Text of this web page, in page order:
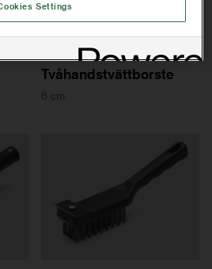
TVÄTTVERKTYG
Tvåhandstvättborste
6 cm
Settings